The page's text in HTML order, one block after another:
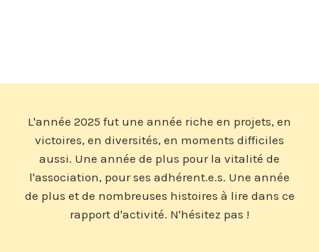
L'année 2025 fut une année riche en projets, en
victoires, en diversités, en moments difficiles
aussi. Une année de plus pour la vitalité de
l'association, pour ses adhérent.e.s. Une année
de plus et de nombreuses histoires à lire dans ce
rapport d'activité. N'hésitez pas !